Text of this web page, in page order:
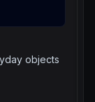
objects